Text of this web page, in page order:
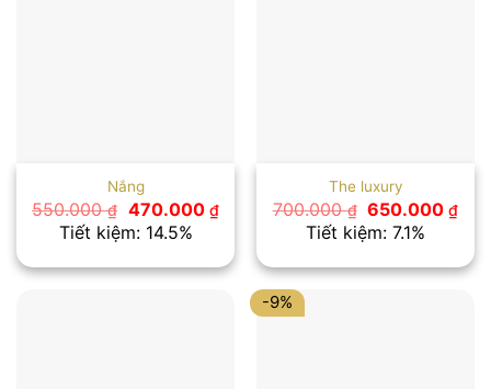
Nắng
550.000₫ Giá
gốc
là:
470.000 ₫Giá
hiện
là:
470.000 ₫.
Tiết kiệm: 14.5%
The luxury
700.000₫ Giá
gốc
là:
650.000₫Giá
là:
Tiết kiệm: 7.1%
-9%